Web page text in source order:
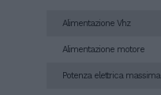
Alimentazione Vhz
Alimentazione motore
Potenza elettrica massima